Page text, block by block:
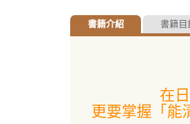
書籍介紹 書籍目
在
更要掌握「能